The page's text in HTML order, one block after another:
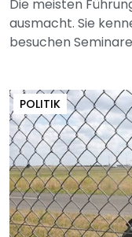
Die meisten
ausmacht. Sie
besuchen
POLITIK